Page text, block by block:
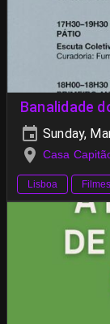
Banalidade
Sunday,
Casa
Lisboa Filmes